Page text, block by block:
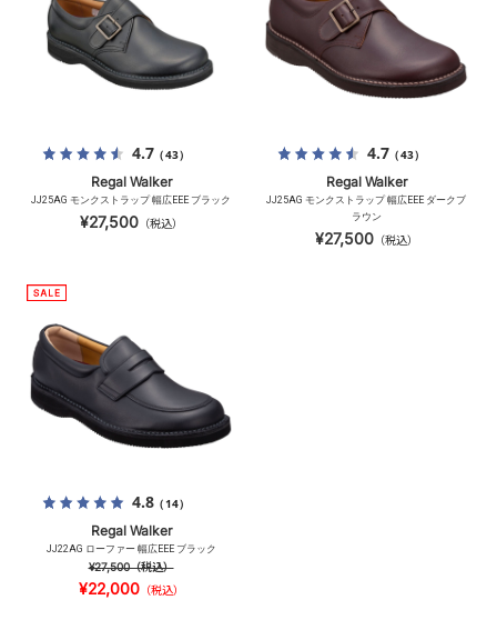
4.7（43）
Regal Walker
JJ25AG モンクストラップ 幅広EEE ブラック
¥27,500（税込）
4.7（43）
Regal Walker
JJ25AG モンクストラップ 幅広EEE ダークブ
ラウン
¥27,500（税込）
4.8（14）
Regal Walker
JJ22AG ローファー 幅広EEE ブラック
¥27,500（税込）
¥22,000（税込）